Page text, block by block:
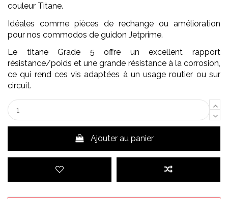
couleur Titane.
Idéales comme pièces de rechange ou amélioration
pour nos commodos de guidon Jetprime.
Le titane Grade 5 offre un excellent rapport
résistance/poids et une grande résistance à la corrosion,
ce qui rend ces vis adaptées à un usage routier ou sur
circuit.
Ajouter au panier